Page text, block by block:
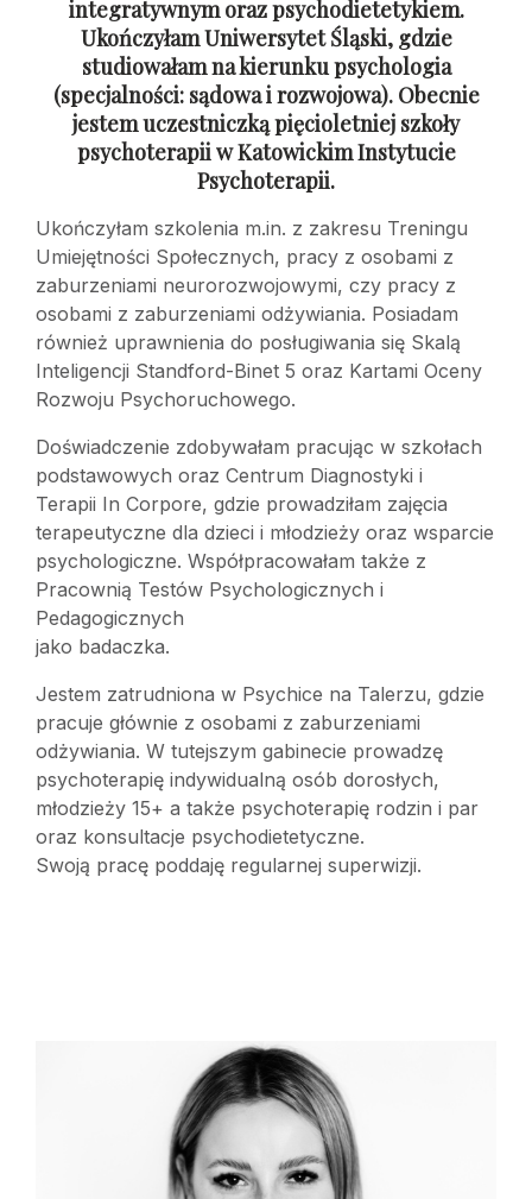
integratywnym oraz psychodietetykiem.
Ukończyłam Uniwersytet Śląski, gdzie
studiowałam na kierunku psychologia
(specjalności: sądowai rozwojowa). Obecnie
jestem uczestniczką pięcioletniej szkoły
psychoterapiiw Katowickim Instytucie
Psychoterapii.
Ukończyłam szkolenia m.in. z zakresu Treningu
Umiejętności Społecznych, pracy z osobami z
zaburzeniami neurorozwojowymi, czy pracy z
osobami z zaburzeniami odżywiania. Posiadam
również uprawnienia do posługiwania się Skalą
Inteligencji Standford-Binet 5 oraz Kartami Oceny
Rozwoju Psychoruchowego.
Doświadczenie zdobywałam pracując w szkołach
podstawowych oraz Centrum Diagnostyki i
Terapii In Corpore, gdzie prowadziłam zajęcia
terapeutyczne dla dzieci i młodzieży oraz wsparcie
psychologiczne. Współpracowałam także z
Pracownią Testów Psychologicznych i
Pedagogicznych
jako badaczka.
Jestem zatrudniona w Psychice na Talerzu, gdzie
pracuje głównie z osobami z zaburzeniami
odżywiania. W tutejszym gabinecie prowadzę
psychoterapię indywidualną osób dorosłych,
młodzieży 15+ a także psychoterapię rodzin i par
oraz konsultacje psychodietetyczne.
Swoją pracę poddaję regularnej superwizji.